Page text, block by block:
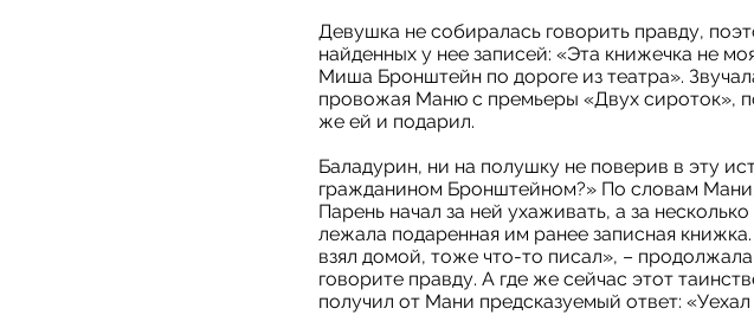
Девушка не собиралась говорить правду,
найденных у нее записей: «Эта книжечка не
Миша Бронштейн по дороге из театра».
провожая Маню с премьеры «Двух сироток»,
же ей и подарил.
Баладурин, ни на полушку не поверив в эту
гражданином Бронштейном?» По словам
Парень начал за ней ухаживать, а за
лежала подаренная им ранее записная
взял домой, тоже что-то писал», –
говорите правду. А где же сейчас этот
получил от Мани предсказуемый ответ: